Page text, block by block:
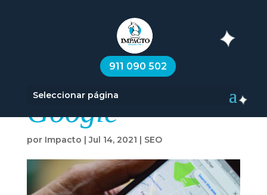
911 090 502
Seleccionar página
Cómo funcionan
las reseñas de
Google
por Impacto |Jul 14, 2021 | SEO